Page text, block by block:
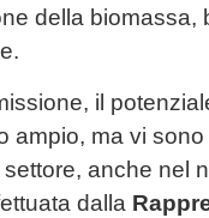
della biomassa,
il
ampio, ma vi
anche nel
dalla